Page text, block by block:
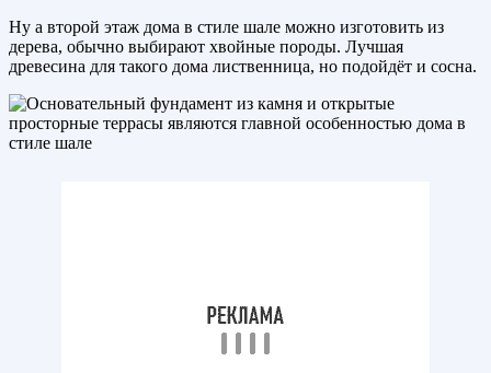
Ну а второй этаж дома в стиле шале можно изготовить из
дерева, обычно выбирают хвойные породы. Лучшая
древесина для такого дома лиственница, но подойдёт и сосна.